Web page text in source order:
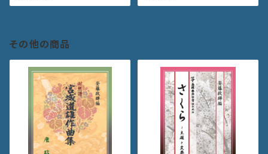
その他の商品